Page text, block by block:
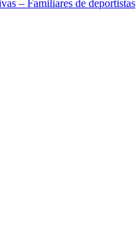
– Familiares de deportistas